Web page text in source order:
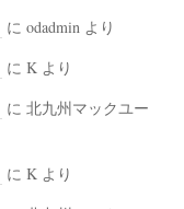
に odadmin より
に K より
に 北九州マックユー
に K より